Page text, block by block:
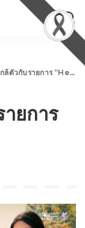
บรายการ “Healthy Club”
ยการ